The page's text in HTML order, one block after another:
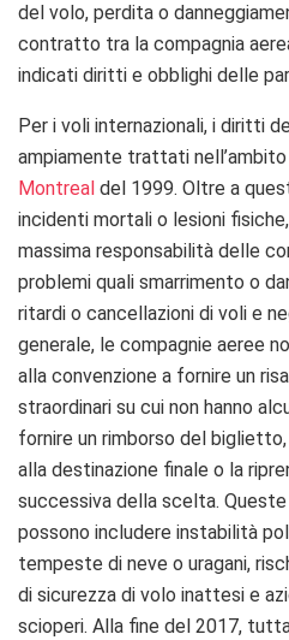
del volo, perdita o
contratto tra la compagnia
indicati diritti e obblighi delle
Per i voli internazionali, i diritti
ampiamente trattati
Montreal del 1999. Oltre a
incidenti mortali o lesioni
massima responsabilità delle
problemi quali smarrimento o
ritardi o cancellazioni di voli e
generale, le compagnie aeree
alla convenzione a fornire un
straordinari su cui non hanno
fornire un rimborso del
alla destinazione finale o la
successiva della scelta.
possono includere instabilità
tempeste di neve o uragani,
di sicurezza di volo inattesi e
scioperi. Alla fine del 2017,